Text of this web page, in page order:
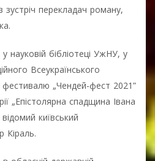
перекладач роману,
науковій бібліотеці УжНУ, у
Всеукраїнського
„Чендей-фест 2021”
„Епістолярна спадщина Івана
київський
Кіраль.